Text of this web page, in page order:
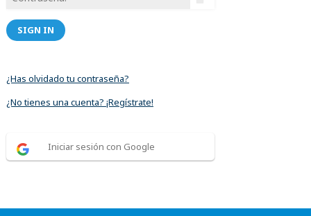
SIGN IN
¿Has olvidado tu contraseña?
¿No tienes una cuenta? ¡Regístrate!
Iniciar sesión con Google